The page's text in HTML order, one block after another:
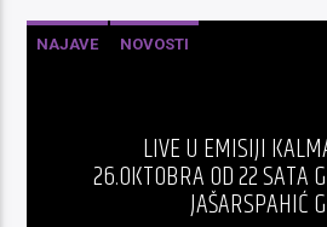
NAJAVE NOVOSTI
LIVE U EMISIJI
26.OKTOBRA OD 22 SATA
JAŠARSPAHIĆ